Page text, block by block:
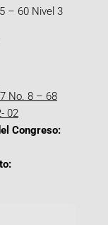
– 60 Nivel 3
No. 8 – 68
02
Congreso: